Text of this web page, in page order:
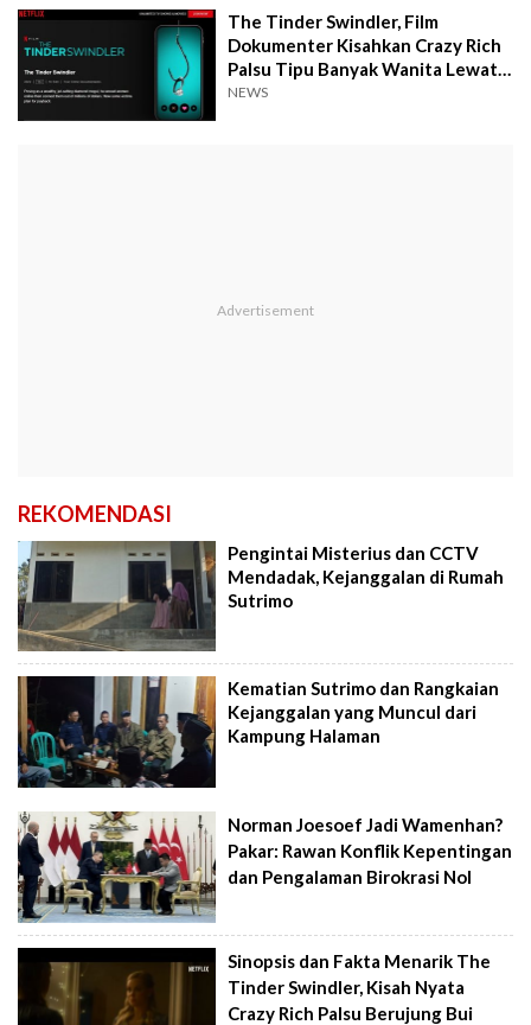
The Tinder Swindler, Film
Dokumenter Kisahkan Crazy Rich
Palsu Tipu Banyak Wanita Lewat
Aplikasi Kencan Tinder
NEWS
REKOMENDASI
Pengintai Misterius dan CCTV
Mendadak, Kejanggalan di Rumah
Sutrimo
Kematian Sutrimo dan Rangkaian
Kejanggalan yang Muncul dari
Kampung Halaman
Norman Joesoef Jadi Wamenhan?
Pakar: Rawan Konflik Kepentingan
dan Pengalaman Birokrasi Nol
Sinopsis dan Fakta Menarik The
Tinder Swindler, Kisah Nyata
Crazy Rich Palsu Berujung Bui